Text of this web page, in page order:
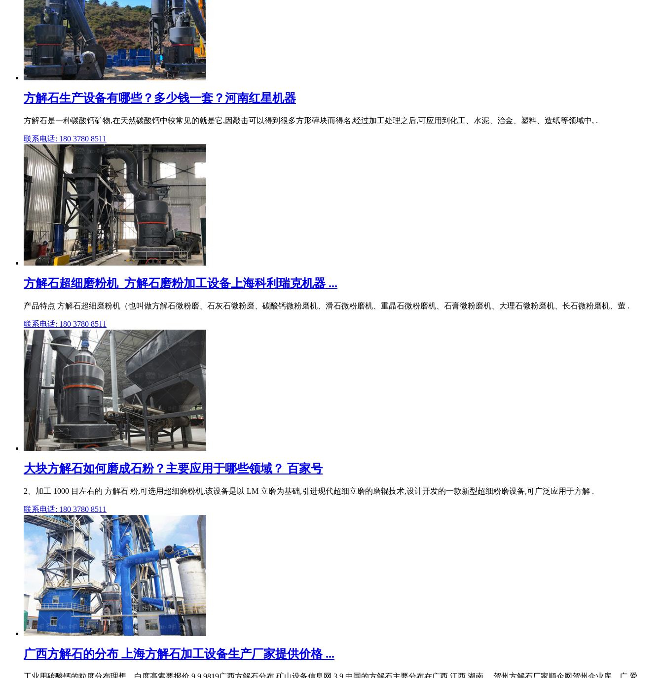
方解石生产设备有哪些？多少钱一套？河南红星机器
方解石是一种碳酸钙矿物,在天然碳酸钙中较常见的就是它,因敲击可以得到很多方形碎块而得名,经过加工处理之后,可应用到化工、水泥、治金、塑料、造纸等领域中, .
联系电话: 180 3780 8511
方解石超细磨粉机_方解石磨粉加工设备上海科利瑞克机器 ...
产品特点 方解石超细磨粉机（也叫做方解石微粉磨、石灰石微粉磨、碳酸钙微粉磨机、滑石微粉磨机、重晶石微粉磨机、石膏微粉磨机、大理石微粉磨机、长石微粉磨机、萤 .
联系电话: 180 3780 8511
大块方解石如何磨成石粉？主要应用于哪些领域？ 百家号
2、加工 1000 目左右的 方解石 粉,可选用超细磨粉机,该设备是以 LM 立磨为基础,引进现代超细立磨的磨辊技术,设计开发的一款新型超细粉磨设备,可广泛应用于方解 .
联系电话: 180 3780 8511
广西方解石的分布 上海方解石加工设备生产厂家提供价格 ...
工业用碳酸钙的粒度分布理想、白度高索要报价 9 9 9819广西方解石分布 矿山设备信息网 3 9 中国的方解石主要分布在广西,江西,湖南 。贺州方解石厂家顺企网贺州企业库。广 爱